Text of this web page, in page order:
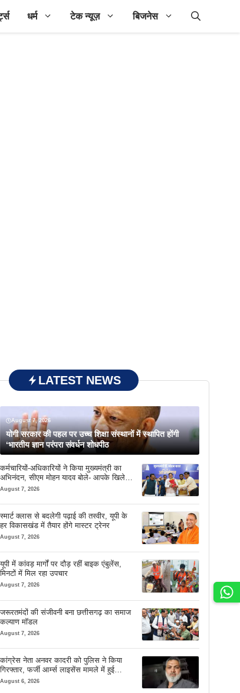
धर्म टेक न्यूज़ बिजनेस
LATEST NEWS
August 7, 2026
योगी सरकार की पहल पर उच्च शिक्षा संस्थानों में स्थापित होंगी
‘भारतीय ज्ञान परंपरा संवर्धन शोधपीठ
कर्मचारियों-अधिकारियों ने किया मुख्यमंत्री का
अभिनंदन, सीएम मोहन यादव बोले- आपके खिले
चेहरे देखकर आनंद आता है
August 7, 2026
स्मार्ट क्लास से बदलेगी पढ़ाई की तस्वीर, यूपी के
हर विकासखंड में तैयार होंगे मास्टर ट्रेनर
August 7, 2026
यूपी में कांवड़ मार्गों पर दौड़ रहीं बाइक एंबुलेंस,
मिनटों में मिल रहा उपचार
August 7, 2026
जरूरतमंदों की संजीवनी बना छत्तीसगढ़ का समाज
कल्याण मॉडल
August 7, 2026
कांग्रेस नेता अनवर कादरी को पुलिस ने किया
गिरफ्तार, फर्जी आर्म्स लाइसेंस मामले में हुई
कार्रवाई
August 6, 2026